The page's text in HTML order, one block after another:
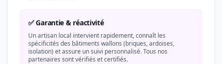
✅ Garantie & réactivité
Un artisan local intervient rapidement, connaît les
spécificités des bâtiments wallons (briques, ardoises,
isolation) et assure un suivi personnalisé. Tous nos
partenaires sont vérifiés et certifiés.